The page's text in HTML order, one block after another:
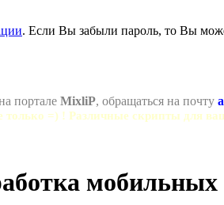
. Если Вы забыли пароль, то Вы
портале MixliP, обращаться на почту
=) ! Различные скрипты для